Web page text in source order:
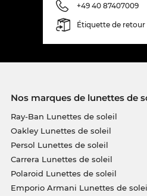
+49 40 87407009
Étiquette de retour
Nos marques de lunettes de
Ray-Ban Lunettes de soleil
Oakley Lunettes de soleil
Persol Lunettes de soleil
Carrera Lunettes de soleil
Polaroid Lunettes de soleil
Emporio Armani Lunettes de